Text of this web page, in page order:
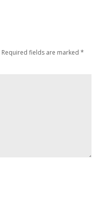
Required fields are marked *